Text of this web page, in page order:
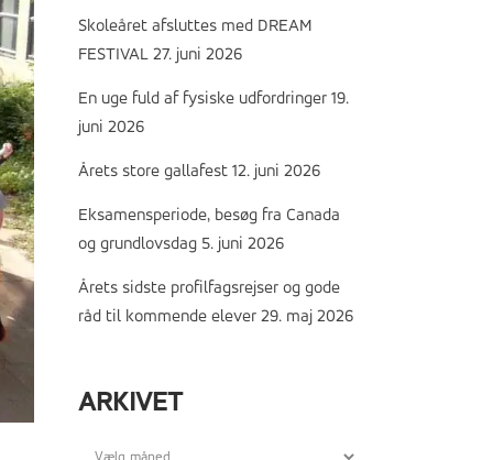
Skoleåret afsluttes med DREAM
FESTIVAL 27. juni 2026
En uge fuld af fysiske udfordringer 19.
juni 2026
Årets store gallafest 12. juni 2026
Eksamensperiode, besøg fra Canada
og grundlovsdag 5. juni 2026
Årets sidste profilfagsrejser og gode
råd til kommende elever 29. maj 2026
ARKIVET
Arkivet